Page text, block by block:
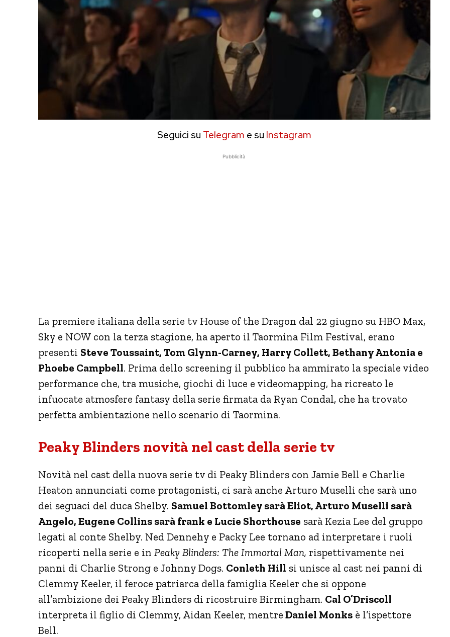
Seguici su Telegram e su Instagram
Pubblicità
La premiere italiana della serie tv House of the Dragon dal 22 giugno su HBO Max,
Sky e NOW con la terza stagione, ha aperto il Taormina Film Festival, erano
presenti Steve Toussaint, Tom Glynn-Carney, Harry Collett, Bethany Antonia e
Phoebe Campbell. Prima dello screening il pubblico ha ammirato la speciale video
performance che, tra musiche, giochi di luce e videomapping, ha ricreato le
infuocate atmosfere fantasy della serie firmata da Ryan Condal, che ha trovato
perfetta ambientazione nello scenario di Taormina.
Peaky Blinders novità nel cast della serie tv
Novità nel cast della nuova serie tv di Peaky Blinders con Jamie Bell e Charlie
Heaton annunciati come protagonisti, ci sarà anche Arturo Muselli che sarà uno
dei seguaci del duca Shelby. Samuel Bottomley sarà Eliot, Arturo Muselli sarà
Angelo, Eugene Collins sarà frank e Lucie Shorthouse sarà Kezia Lee del gruppo
legati al conte Shelby. Ned Dennehy e Packy Lee tornano ad interpretare i ruoli
ricoperti nella serie e in Peaky Blinders: The Immortal Man, rispettivamente nei
panni di Charlie Strong e Johnny Dogs. Conleth Hill si unisce al cast nei panni di
Clemmy Keeler, il feroce patriarca della famiglia Keeler che si oppone
all’ambizione dei Peaky Blinders di ricostruire Birmingham. Cal O’Driscoll
interpreta il figlio di Clemmy, Aidan Keeler, mentre Daniel Monks è l’ispettore
Bell.